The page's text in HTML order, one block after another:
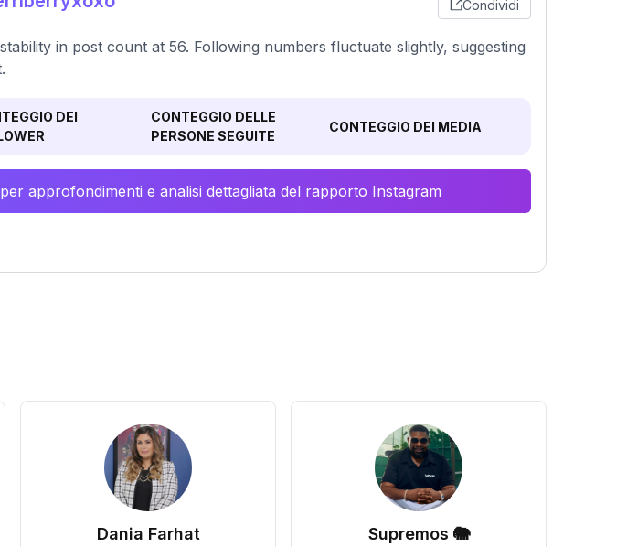
Condividi
in post count at 56. Following numbers fluctuate slightly, suggesting
DEI
CONTEGGIO DELLE
PERSONE SEGUITE
CONTEGGIO DEI MEDIA
approfondimenti e analisi dettagliata del rapporto Instagram
Dania Farhat Supremos 🐘